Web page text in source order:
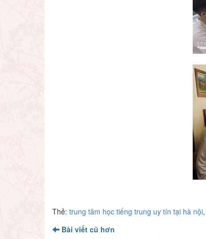
Thẻ: trung tâm học tiếng trung uy tín tại hà nội,
Bài viết cũ hơn